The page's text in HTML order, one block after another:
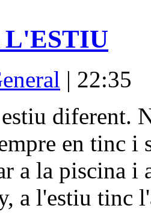
L'ESTIU
| 22:35
diferent.
en tinc i
a la piscina
a l'estiu tinc